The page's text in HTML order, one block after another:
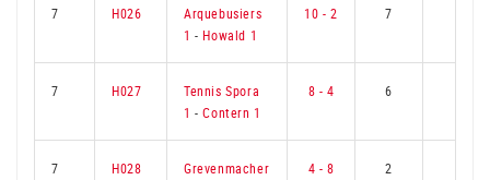
7 H026
Arquebusiers
1 - Howald 1
10 - 2 7
7 H027
Tennis Spora
1 -Contern 1
8 - 4 6
7 H028
Grevenmacher
4 - 8 2